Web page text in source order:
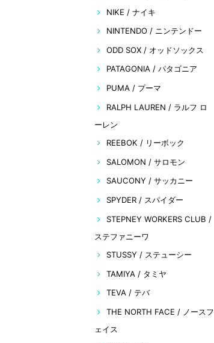
NIKE / ナイキ
NINTENDO / ニンテンドー
ODD SOX / オッドソックス
PATAGONIA / パタゴニア
PUMA / プーマ
RALPH LAUREN / ラルフ ロ
ーレン
REEBOK / リーボック
SALOMON / サロモン
SAUCONY / サッカニー
SPYDER / スパイダー
STEPNEY WORKERS CLUB /
ステファニーワ
STUSSY / ステューシー
TAMIYA / タミヤ
TEVA / テバ
THE NORTH FACE / ノースフ
ェイス